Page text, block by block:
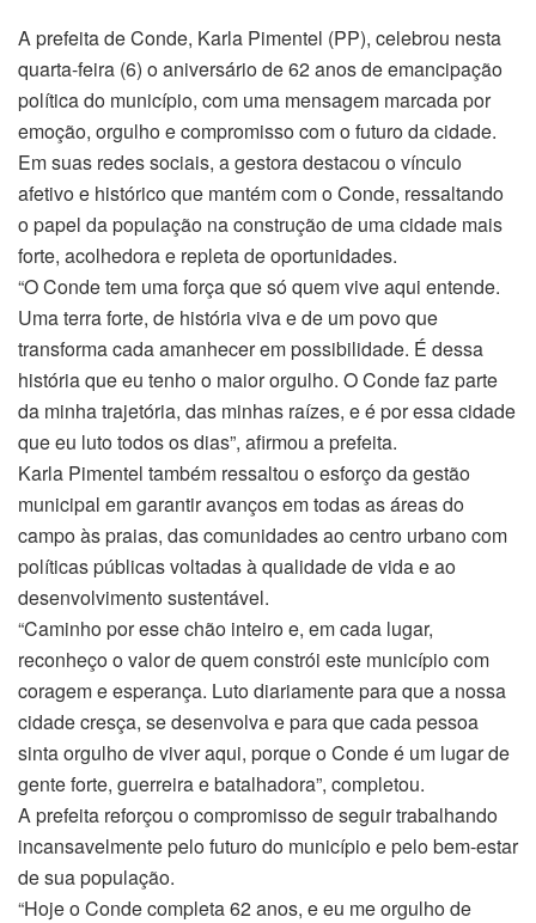
A prefeita de Conde, Karla Pimentel (PP), celebrou nesta
quarta-feira (6) o aniversário de 62 anos de emancipação
política do município, com uma mensagem marcada por
emoção, orgulho e compromisso com o futuro da cidade.
Em suas redes sociais, a gestora destacou o vínculo
afetivo e histórico que mantém com o Conde, ressaltando
o papel da população na construção de uma cidade mais
forte, acolhedora e repleta de oportunidades.
“O Conde tem uma força que só quem vive aqui entende.
Uma terra forte, de história viva e de um povo que
transforma cada amanhecer em possibilidade. É dessa
história que eu tenho o maior orgulho. O Conde faz parte
da minha trajetória, das minhas raízes, e é por essa cidade
que eu luto todos os dias”, afirmou a prefeita.
Karla Pimentel também ressaltou o esforço da gestão
municipal em garantir avanços em todas as áreas do
campo às praias, das comunidades ao centro urbano com
políticas públicas voltadas à qualidade de vida e ao
desenvolvimento sustentável.
“Caminho por esse chão inteiro e, em cada lugar,
reconheço o valor de quem constrói este município com
coragem e esperança. Luto diariamente para que a nossa
cidade cresça, se desenvolva e para que cada pessoa
sinta orgulho de viver aqui, porque o Conde é um lugar de
gente forte, guerreira e batalhadora”, completou.
A prefeita reforçou o compromisso de seguir trabalhando
incansavelmente pelo futuro do município e pelo bem-estar
de sua população.
“Hoje o Conde completa 62 anos, e eu me orgulho de